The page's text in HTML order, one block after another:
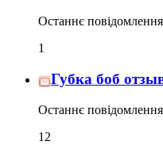
Останнє повідомлення
1
Губка боб
Останнє повідомлення
12